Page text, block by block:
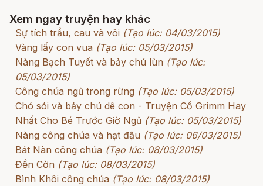
Xem ngay truyện hay khác
Sự tích trầu, cau và vôi (Tạo lúc: 04/03/2015)
Vàng lấy con vua (Tạo lúc: 05/03/2015)
Nàng Bạch Tuyết và bảy chú lùn (Tạo lúc:
05/03/2015)
Công chúa ngủ trong rừng (Tạo lúc: 05/03/2015)
Chó sói và bảy chú dê con - Truyện Cổ Grimm Hay
Nhất Cho Bé Trước Giờ Ngủ (Tạo lúc: 05/03/2015)
Nàng công chúa và hạt đậu (Tạo lúc: 06/03/2015)
Bát Nàn công chúa (Tạo lúc: 08/03/2015)
Đền Cờn (Tạo lúc: 08/03/2015)
Bình Khôi công chúa (Tạo lúc: 08/03/2015)